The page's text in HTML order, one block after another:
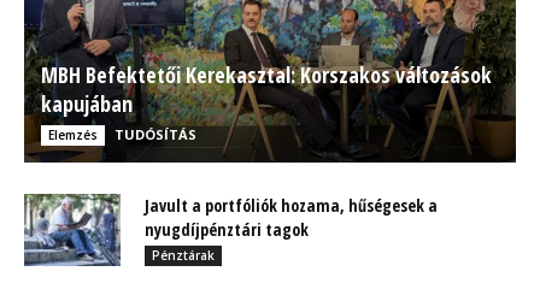
MBH Befektetői Kerekasztal: Korszakos változások
kapujában
Elemzés TUDÓSÍTÁS
Javult a portfóliók hozama, hűségesek a
nyugdíjpénztári tagok
Pénztárak